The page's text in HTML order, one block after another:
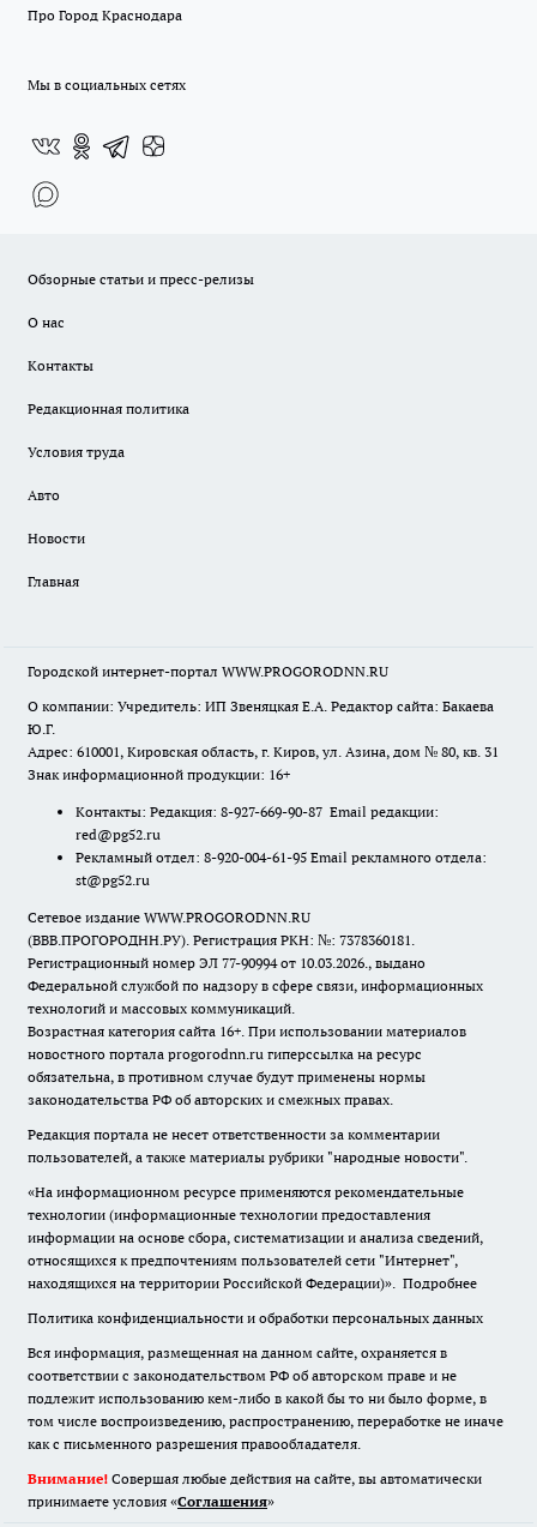
Про Город Краснодара
Мы в социальных сетях
Обзорные статьи и пресс-релизы
О нас
Контакты
Редакционная политика
Условия труда
Авто
Новости
Главная
Городской интернет-портал WWW.PROGORODNN.RU
О компании: Учредитель: ИП Звеняцкая Е.А. Редактор сайта: Бакаева
Ю.Г.
Адрес: 610001, Кировская область, г. Киров, ул. Азина, дом № 80, кв. 31
Знак информационной продукции: 16+
Контакты: Редакция: 8-927-669-90-87 Email редакции:
red@pg52.ru
Рекламный отдел: 8-920-004-61-95 Email рекламного отдела:
st@pg52.ru
Сетевое издание WWW.PROGORODNN.RU
(ВВВ.ПРОГОРОДНН.РУ). Регистрация РКН: №: 7378360181.
Регистрационный номер ЭЛ 77-90994 от 10.03.2026., выдано
Федеральной службой по надзору в сфере связи, информационных
технологий и массовых коммуникаций.
Возрастная категория сайта 16+. При использовании материалов
новостного портала progorodnn.ru гиперссылка на ресурс
обязательна, в противном случае будут применены нормы
законодательства РФ об авторских и смежных правах.
Редакция портала не несет ответственности за комментарии
пользователей, а также материалы рубрики "народные новости".
«На информационном ресурсе применяются рекомендательные
технологии (информационные технологии предоставления
информации на основе сбора, систематизации и анализа сведений,
относящихся к предпочтениям пользователей сети "Интернет",
находящихся на территории Российской Федерации)». Подробнее
Политика конфиденциальности и обработки персональных данных
Вся информация, размещенная на данном сайте, охраняется в
соответствии с законодательством РФ об авторском праве и не
подлежит использованию кем-либо в какой бы то ни было форме, в
том числе воспроизведению, распространению, переработке не иначе
как с письменного разрешения правообладателя.
Внимание! Совершая любые действия на сайте, вы автоматически
принимаете условия «Cоглашения»